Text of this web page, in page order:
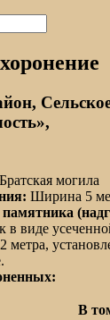
Братская могила
Ширина 5
в виде
метра,
В